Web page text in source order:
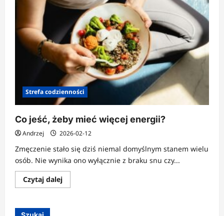
–
eksperyment
wart
próby?
Strefa codzienności
Co jeść, żeby mieć więcej energii?
Andrzej 2026-02-12
Zmęczenie stało się dziś niemal domyślnym stanem wielu
osób. Nie wynika ono wyłącznie z braku snu czy...
Czytaj dalejDowiedz
się